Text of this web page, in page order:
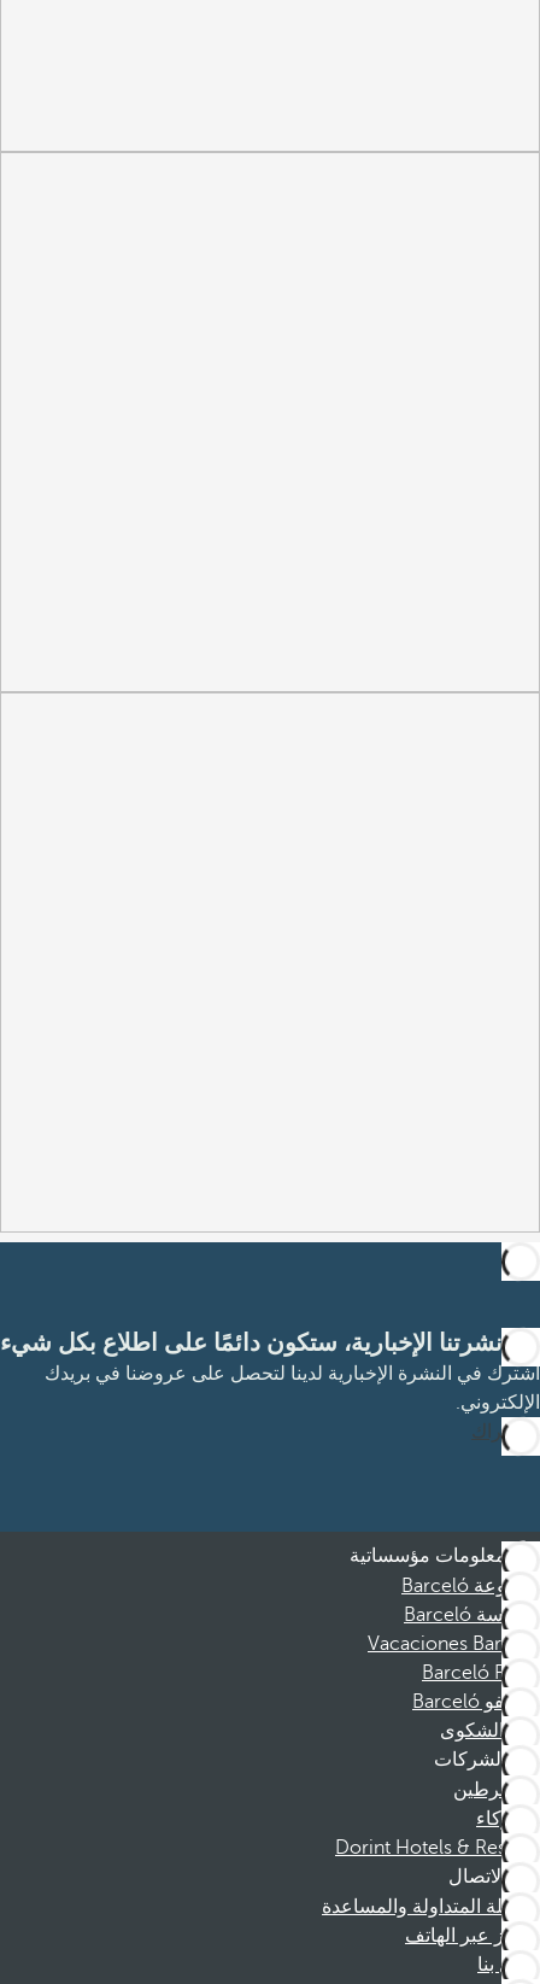
مع نشرتنا الإخبارية، ستكون دائمًا على اطلاع بكل شيء
اشترك في النشرة الإخبارية لدينا لتحصل على عروضنا في بريدك
الإلكتروني.
الاشتراك
معلومات مؤسساتية
مجموعة Barceló
مؤسسة Barceló
Vacaciones Barceló
Barceló Films
موظفو Barceló
قناة الشكوى
الشركات
المنخرطين
الشركاء
Dorint Hotels & Resorts
الاتصال
الأسئلة المتداولة والمساعدة
الحجز عبر الهاتف
اتصل بنا